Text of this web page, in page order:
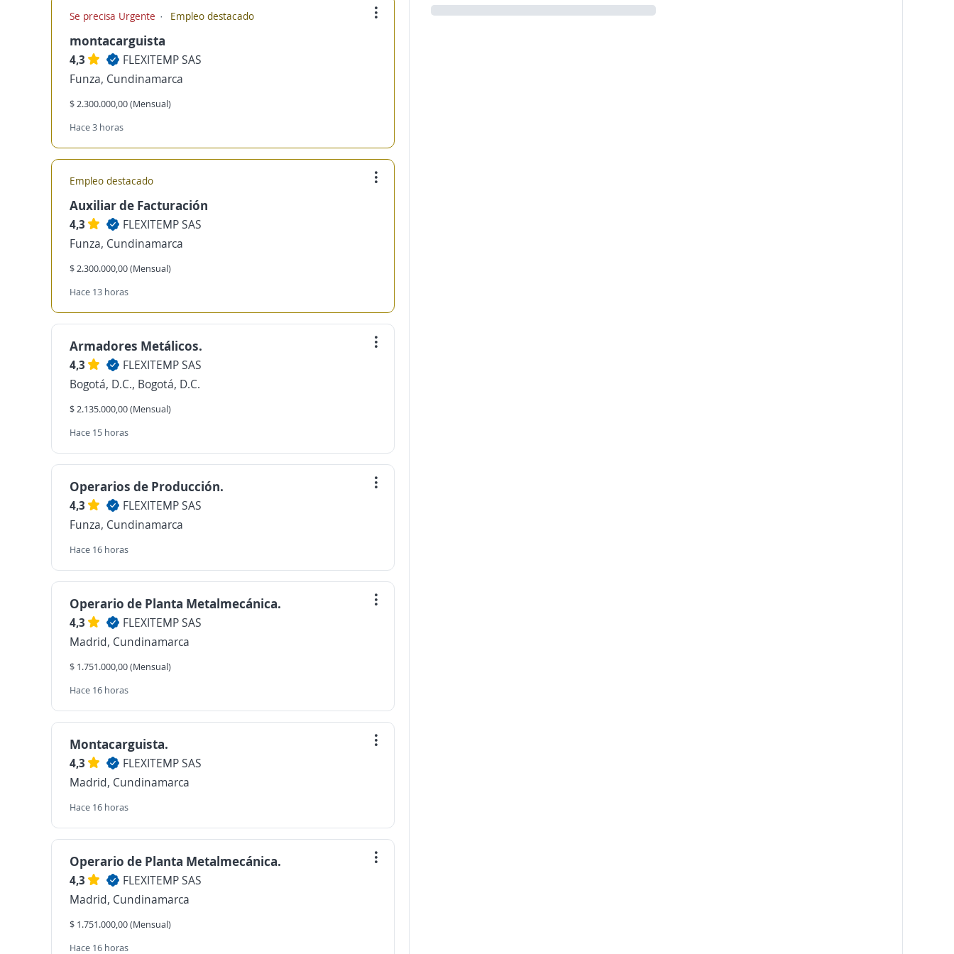
Se precisa Urgente Empleo destacado
montacarguista
4,3
FLEXITEMP SAS
Funza, Cundinamarca
$ 2.300.000,00 (Mensual)
Hace 3 horas
Empleo destacado
Auxiliar de Facturación
4,3
FLEXITEMP SAS
Funza, Cundinamarca
$ 2.300.000,00 (Mensual)
Hace 13 horas
Armadores Metálicos.
4,3
FLEXITEMP SAS
Bogotá, D.C., Bogotá, D.C.
$ 2.135.000,00 (Mensual)
Hace 15 horas
Operarios de Producción.
4,3
FLEXITEMP SAS
Funza, Cundinamarca
Hace 16 horas
Operario de Planta Metalmecánica.
4,3
FLEXITEMP SAS
Madrid, Cundinamarca
$ 1.751.000,00 (Mensual)
Hace 16 horas
Montacarguista.
4,3
FLEXITEMP SAS
Madrid, Cundinamarca
Hace 16 horas
Operario de Planta Metalmecánica.
4,3
FLEXITEMP SAS
Madrid, Cundinamarca
$ 1.751.000,00 (Mensual)
Hace 16 horas